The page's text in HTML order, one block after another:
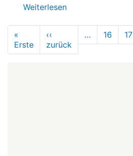
Weiterlesen
Weinstraße
Seitennummerierung
«
Erste Erste
Seite
‹‹
zurück Vorherige
Seite
… 16 17